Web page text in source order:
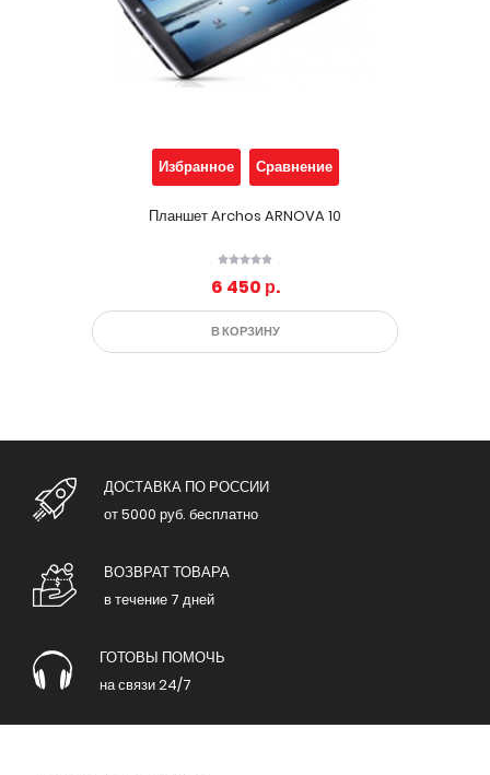
Избранное Сравнение
Планшет Archos ARNOVA 10
6 450 р.
В КОРЗИНУ
ДОСТАВКА ПО РОССИИ
от 5000 руб. бесплатно
ВОЗВРАТ ТОВАРА
в течение 7 дней
ГОТОВЫ ПОМОЧЬ
на связи 24/7